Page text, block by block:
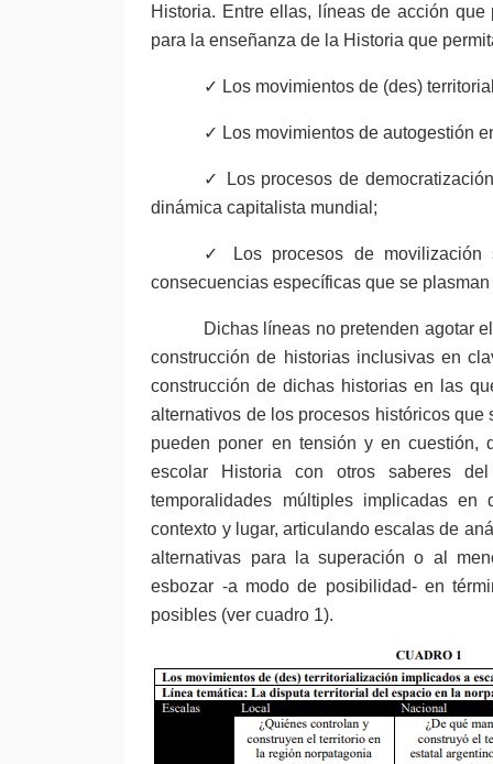
Historia. Entre ellas, líneas de acción
para la enseñanza de la Historia que
✓ Los movimientos de (des)
✓ Los movimientos de autogestión
✓ Los procesos de
dinámica capitalista mundial;
✓ Los procesos de movilización
consecuencias específicas que se
Dichas líneas no pretenden agotar
construcción de historias inclusivas en
construcción de dichas historias en las
alternativos de los procesos históricos
pueden poner en tensión y en
escolar Historia con otros saberes
temporalidades múltiples implicadas
contexto y lugar, articulando escalas de
alternativas para la superación o al
esbozar -a modo de posibilidad- en
posibles (ver cuadro 1).